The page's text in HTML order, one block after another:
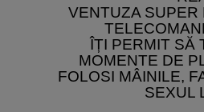
VENTUZA SUPER
ÎȚI PERMIT SĂ
MOMENTE DE
FOLOSI MÂINILE,
SEXUL